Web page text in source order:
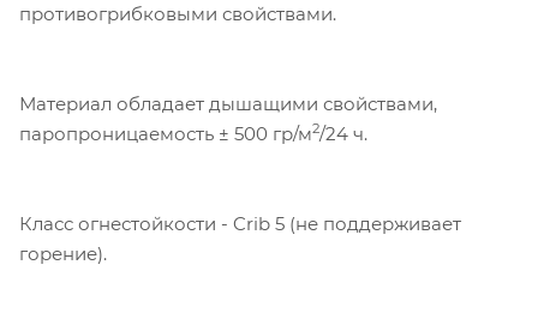
противогрибковыми свойствами.
Материал обладает дышащими свойствами,
паропроницаемость ± 500 гр/м2/24 ч.
Класс огнестойкости - Crib 5 (не поддерживает
горение).